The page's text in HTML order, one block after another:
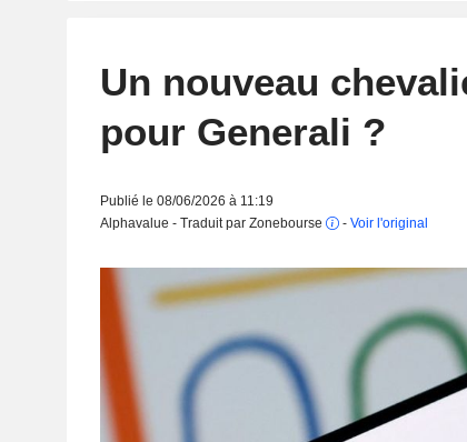
Un nouveau
pour Generali ?
Publié le 08/06/2026 à 11:19
Alphavalue - Traduit par Zonebourse
- Voir l'original